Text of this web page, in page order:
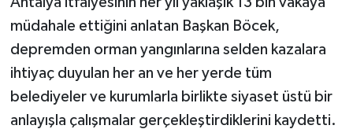
müdahale ettiğini anlatan Başkan Böcek,
depremden orman yangınlarına selden kazalara
ihtiyaç duyulan her an ve her yerde tüm
belediyeler ve kurumlarla birlikte siyaset üstü bir
anlayışla çalışmalar gerçekleştirdiklerini kaydetti.